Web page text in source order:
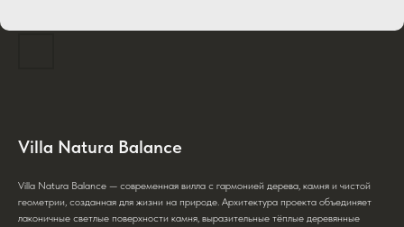
Villa Natura Balance
Villa Natura Balance — современная вилла с гармонией дерева, камня и чистой
геометрии, созданная для жизни на природе. Архитектура проекта объединяет
лаконичные светлые поверхности камня, выразительные тёплые деревянные